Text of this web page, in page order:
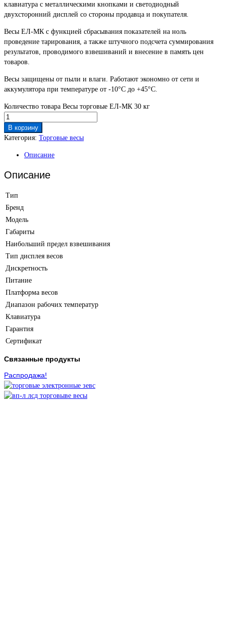
клавиатура с металлическими кнопками и светодиодный
двухсторонний дисплей со стороны продавца и покупателя.
Весы ЕЛ-МК с функцией сбрасывания показателей на ноль
проведение тарирования, а также штучного подсчета суммирования
результатов, проводимого взвешиваний и внесение в память цен
товаров.
Весы защищены от пыли и влаги. Работают экономно от сети и
аккумулятора при температуре от -10°C до +45°C.
Количество товара Весы торговые ЕЛ-МК 30 кг
В корзину
Категория: Торговые весы
Описание
Описание
Тип
Бренд
Модель
Габариты
Наибольший предел взвешивания
Тип дисплея весов
Дискретность
Питание
Платформа весов
Диапазон рабочих температур
Клавиатура
Гарантия
Сертификат
Связанные продукты
Распродажа!